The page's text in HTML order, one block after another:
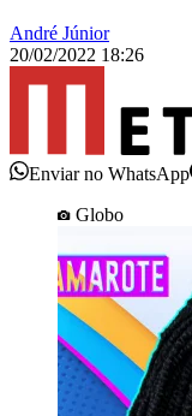
André Júnior
20/02/2022 18:26
Enviar no WhatsApp
Globo